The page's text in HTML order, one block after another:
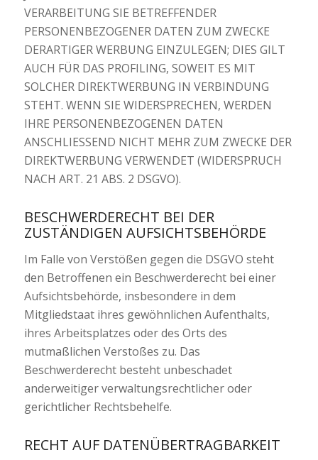
VERARBEITUNG SIE BETREFFENDER
PERSONENBEZOGENER DATEN ZUM ZWECKE
DERARTIGER WERBUNG EINZULEGEN; DIES GILT
AUCH FÜR DAS PROFILING, SOWEIT ES MIT
SOLCHER DIREKTWERBUNG IN VERBINDUNG
STEHT. WENN SIE WIDERSPRECHEN, WERDEN
IHRE PERSONENBEZOGENEN DATEN
ANSCHLIESSEND NICHT MEHR ZUM ZWECKE DER
DIREKTWERBUNG VERWENDET (WIDERSPRUCH
NACH ART. 21 ABS. 2 DSGVO).
BESCHWERDE­RECHT BEI DER
ZUSTÄNDIGEN AUFSICHTS­BEHÖRDE
Im Falle von Verstößen gegen die DSGVO steht
den Betroffenen ein Beschwerderecht bei einer
Aufsichtsbehörde, insbesondere in dem
Mitgliedstaat ihres gewöhnlichen Aufenthalts,
ihres Arbeitsplatzes oder des Orts des
mutmaßlichen Verstoßes zu. Das
Beschwerderecht besteht unbeschadet
anderweitiger verwaltungsrechtlicher oder
gerichtlicher Rechtsbehelfe.
RECHT AUF DATEN­ÜBERTRAG­BARKEIT